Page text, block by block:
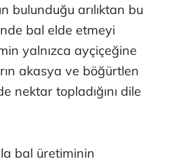
bulunduğu arılıktan bu
bal elde etmeyi
yalnızca ayçiçeğine
akasya ve böğürtlen
nektar topladığını dile
bal üretiminin